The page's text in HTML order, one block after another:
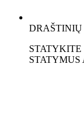
DRAŠTINIŲ
STATYKITE